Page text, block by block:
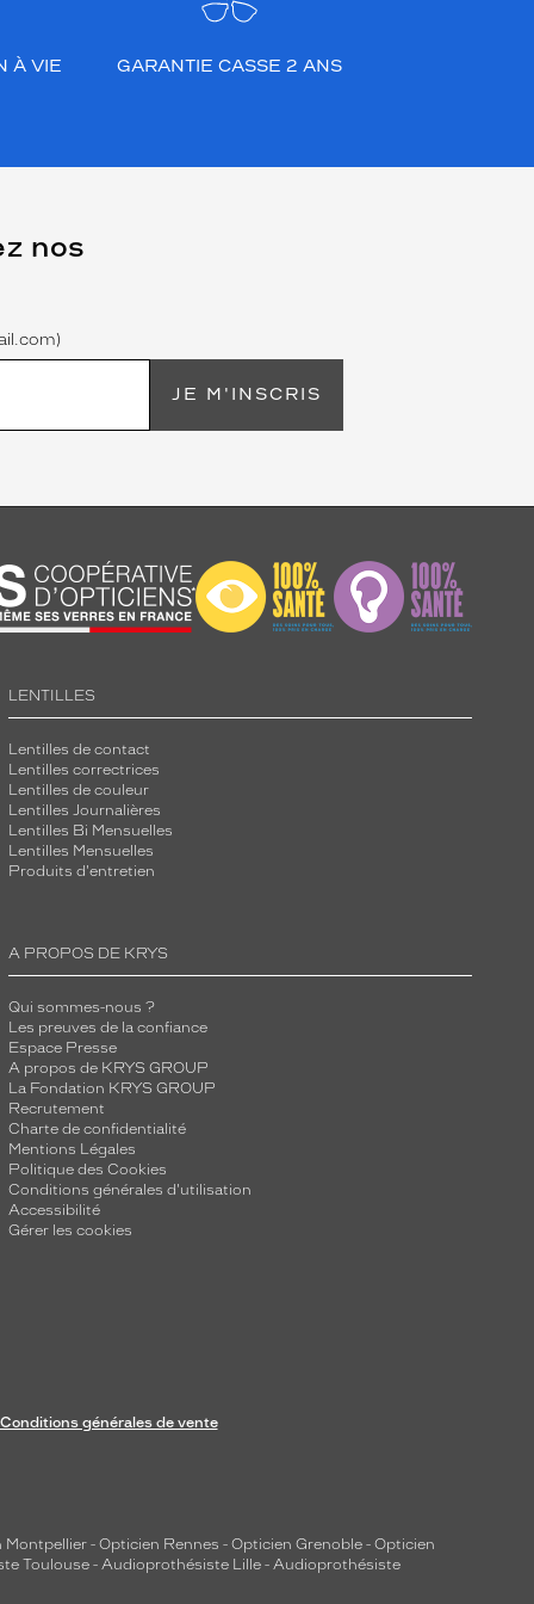
À VIE GARANTIE CASSE 2 ANS
nos
JE M'INSCRIS
LENTILLES
Lentilles de contact
Lentilles correctrices
Lentilles de couleur
Lentilles Journalières
Lentilles Bi Mensuelles
Lentilles Mensuelles
Produits d'entretien
A PROPOS DE KRYS
Qui sommes-nous ?
Les preuves de la confiance
Espace Presse
A propos de KRYS GROUP
La Fondation KRYS GROUP
Recrutement
Charte de confidentialité
Mentions Légales
Politique des Cookies
Conditions générales d'utilisation
Accessibilité
Gérer les cookies
Conditions générales de vente
Montpellier - Opticien Rennes - Opticien Grenoble - Opticien
Toulouse - Audioprothésiste Lille - Audioprothésiste